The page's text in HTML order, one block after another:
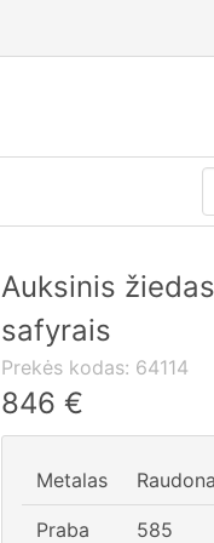
Auksinis
safyrais
Prekės kodas: 64114
846 €
Metalas
Praba 585